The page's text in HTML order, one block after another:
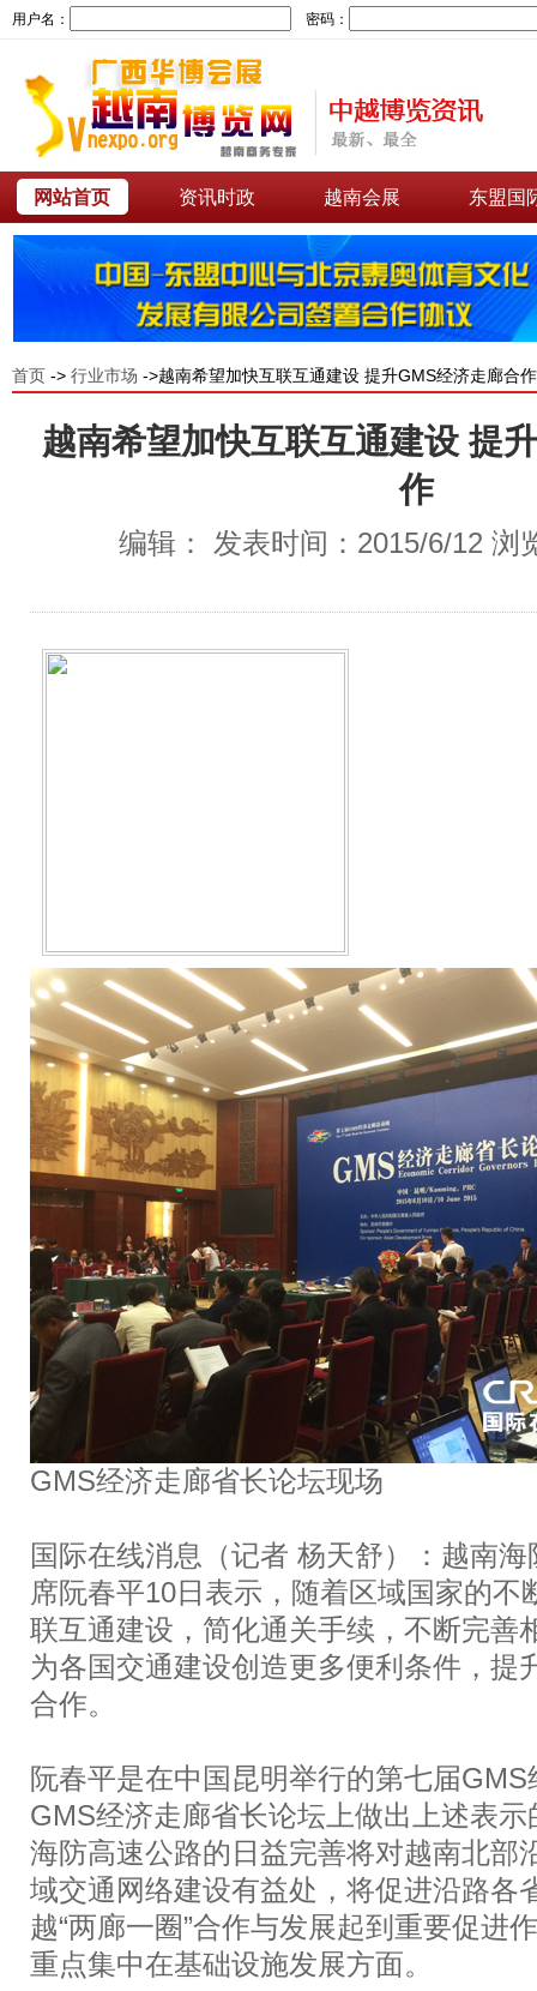
用户名： 密码：
网站首页 资讯时政 越南会展 东盟国
首页 -> 行业市场 ->越南希望加快互联互通建设 提升GMS经济走廊合作
越南希望加快互联互通建设 提
作
编辑： 发表时间：2015/6/12 浏
GMS经济走廊省长论坛现场
国际在线消息（记者 杨天舒）：越南
席阮春平10日表示，随着区域国家的不
联互通建设，简化通关手续，不断完善
为各国交通建设创造更多便利条件，提
合作。
阮春平是在中国昆明举行的第七届
GMS经济走廊省长论坛上做出上述表
海防高速公路的日益完善将对越南北部
域交通网络建设有益处，将促进沿路各
越“两廊一圈”合作与发展起到重要促进
重点集中在基础设施发展方面。